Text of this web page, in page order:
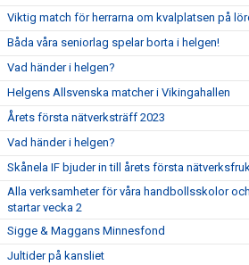
Viktig match för herrarna om kvalplatsen på
Båda våra seniorlag spelar borta i helgen!
Vad händer i helgen?
Helgens Allsvenska matcher i Vikingahallen
Årets första nätverksträff 2023
Vad händer i helgen?
Skånela IF bjuder in till årets första
Alla verksamheter för våra handbollsskolor
startar vecka 2
Sigge & Maggans Minnesfond
Jultider på kansliet